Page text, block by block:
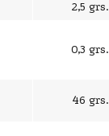
2,5 grs.
0,3 grs.
46 grs.